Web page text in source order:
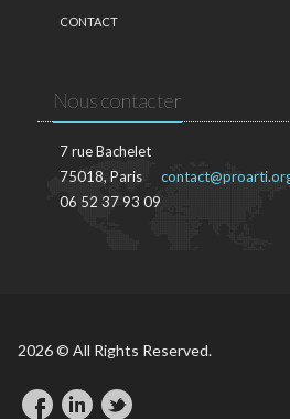
CONTACT
Nous contacter
7 rue Bachelet
75018, Paris
06 52 37 93 09
2026 © All Rights Reserved.